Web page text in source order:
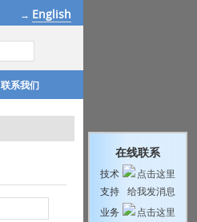
→ English
联系我们
在线联系
技术
支持
业务